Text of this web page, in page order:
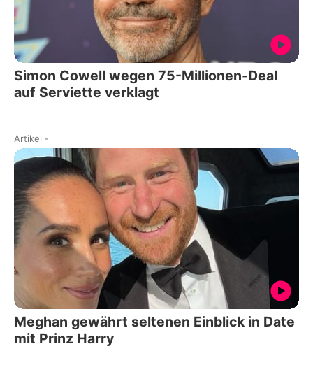
Simon Cowell wegen 75-Millionen-Deal
auf Serviette verklagt
Artikel -
Meghan gewährt seltenen Einblick in Date
mit Prinz Harry